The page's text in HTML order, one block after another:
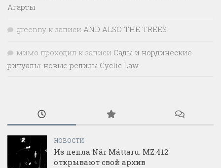
Агарты
greenny к записи AND ALSO THE TREES
мимо проходил к записи Сады и нордические
ритуалы: новые релизы Cyclic Law
НОВОСТИ
Из пепла Nár Máttaru: MZ.412
открывают свой архив